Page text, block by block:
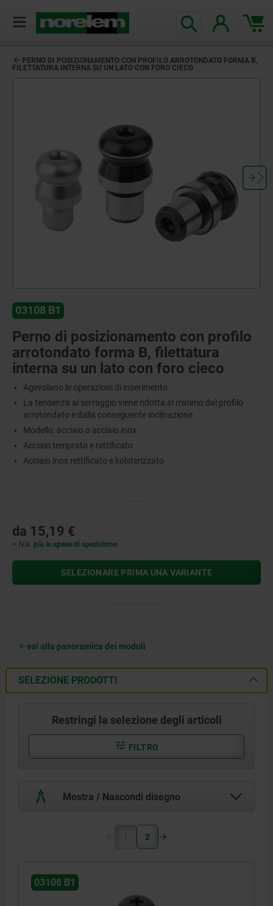
PERNO DI POSIZIONAMENTO CON PROFILO ARROTONDATO FORMA B,
FILETTATURA INTERNA SU UN LATO CON FORO CIECO
03108 B1
Perno di posizionamento con profilo
arrotondato forma B, filettatura
interna su un lato con foro cieco
Agevolano le operazioni di inserimento
La tendenza al serraggio viene ridotta al minimo dal profilo
arrotondato e dalla conseguente inclinazione
Modello: acciaio o acciaio inox
Acciaio temprato e rettificato
Acciaio inox rettificato e kolsterizzato
da 15,19 €
+ IVA più le spese di spedizione
SELEZIONARE PRIMA UNA VARIANTE
vai alla panoramica dei moduli
SELEZIONE PRODOTTI
Restringi la selezione degli articoli
FILTRO
Mostra / Nascondi disegno
1 2
03108 B1